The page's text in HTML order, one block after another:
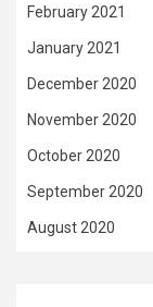
February 2021
January 2021
December 2020
November 2020
October 2020
September 2020
August 2020